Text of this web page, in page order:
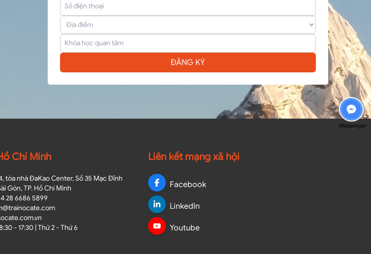
ĐĂNG KÝ
Chí Minh
tòa nhà ĐaKao Center, Số 35 Mạc Đĩnh
Gòn, TP. Hồ Chí Minh
28 6686 5899
- 17:30 | Thứ 2 - Thứ 6
Liên kết mạng xã hội
Facebook
LinkedIn
Youtube
Messenger